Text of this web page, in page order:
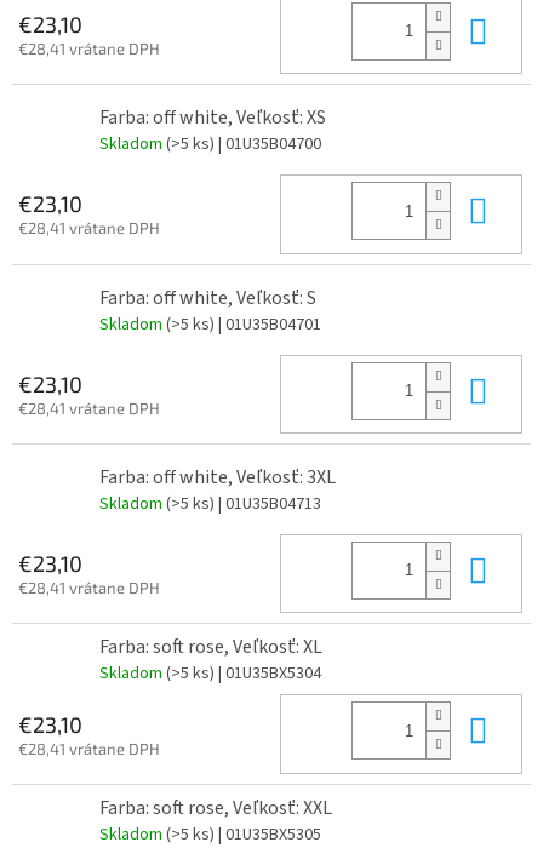
€23,10
€28,41 vrátane DPH
Farba: off white, Veľkosť: XS
Skladom (>5 ks) | 01U35B04700
€23,10
€28,41 vrátane DPH
Farba: off white, Veľkosť: S
Skladom (>5 ks) | 01U35B04701
€23,10
€28,41 vrátane DPH
Farba: off white, Veľkosť: 3XL
Skladom (>5 ks) | 01U35B04713
€23,10
€28,41 vrátane DPH
Farba: soft rose, Veľkosť: XL
Skladom (>5 ks) | 01U35BX5304
€23,10
€28,41 vrátane DPH
Farba: soft rose, Veľkosť: XXL
Skladom (>5 ks) | 01U35BX5305